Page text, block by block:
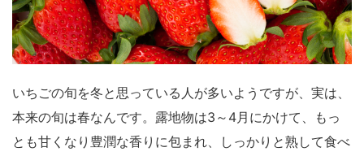
いちごの旬を冬と思っている人が多いようですが、実は、
本来の旬は春なんです。露地物は3～4月にかけて、もっ
とも甘くなり豊潤な香りに包まれ、しっかりと熟して食べ